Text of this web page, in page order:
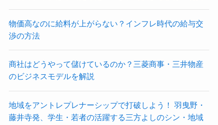
物価高なのに給料が上がらない？インフレ時代の給与交
渉の方法
商社はどうやって儲けているのか？三菱商事・三井物産
のビジネスモデルを解説
地域をアントレプレナーシップで打破しよう！ 羽曳野・
藤井寺発、学生・若者の活躍する三方よしのシン・地域